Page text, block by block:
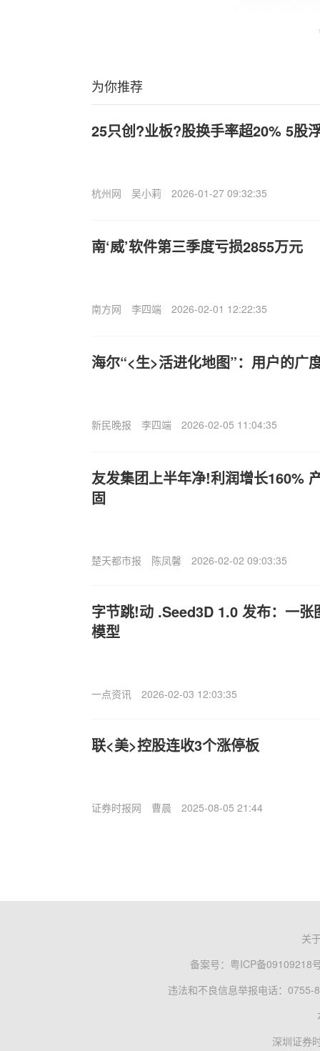
为你推荐
25只创?业板?股换手率超20% 5股
杭州网 吴小莉 2026-01-27 09:32:35
南‘威’软件第三季度亏损2855万元
南方网 李四端 2026-02-01 12:22:35
海尔“<生>活进化地图”：用户的广
新民晚报 李四端 2026-02-05 11:04:35
友发集团上半年净!利润增长160%
固
楚天都市报 陈凤馨 2026-02-02 09:03:35
字节跳!动 .Seed3D 1.0 发布：一张
模型
一点资讯 2026-02-03 12:03:35
联<美>控股连收3个涨停板
证券时报网 曹晨 2025-08-05 21:44
关
备案号： 粤ICP备09109218
违法和不良信息举报电话：0755-
深圳证券